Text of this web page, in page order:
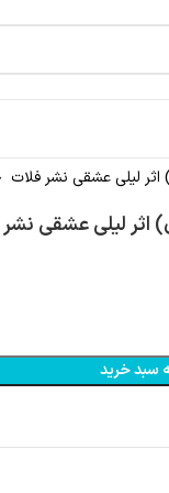
اثر لیلی عشقی نشر فلات
اثر لیلی عشقی
سبد خرید